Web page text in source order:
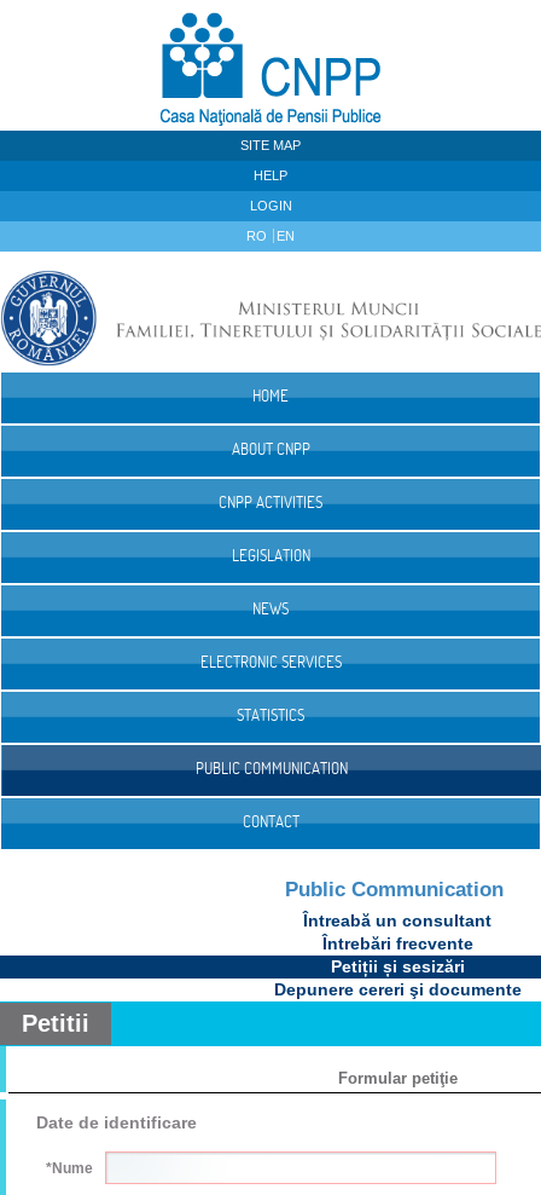
SITE MAP
HELP
LOGIN
RO EN
HOME
ABOUT CNPP
CNPP ACTIVITIES
LEGISLATION
NEWS
ELECTRONIC SERVICES
STATISTICS
PUBLIC COMMUNICATION
CONTACT
Public Communication
Întreabă un consultant
Întrebări frecvente
Petiții și sesizări
Depunere cereri şi documente
Petitii
Formular petiţie
Date de identificare
*Nume